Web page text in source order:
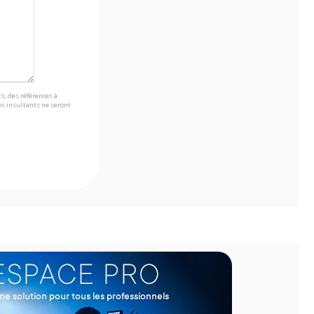
des références à
insultants ne seront